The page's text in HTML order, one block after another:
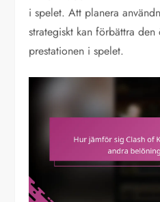
i spelet. Att planera
strategiskt kan förbättra
prestationen i spelet.